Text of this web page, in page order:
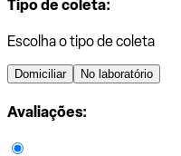
Tipo de coleta:
Escolha o tipo de coleta
Domiciliar No laboratório
Avaliações: